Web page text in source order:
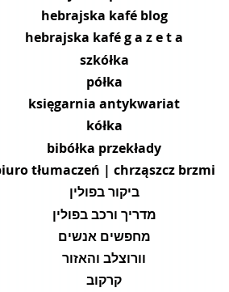
hebrajska kafé blog
hebrajska kafé g a z e t a
szkółka
półka
księgarnia antykwariat
kółka
bibółka przekłady
tłumaczeń | chrząszcz brzmi
ביקור בפולין
מדריך ורכב בפולין
מחפשים אנשים
וורוצלב והאזור
קרקוב